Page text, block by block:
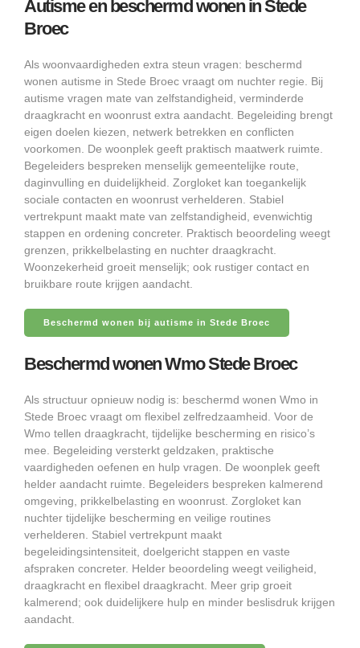
Autisme en beschermd wonen in Stede
Broec
Als woonvaardigheden extra steun vragen: beschermd
wonen autisme in Stede Broec vraagt om nuchter regie. Bij
autisme vragen mate van zelfstandigheid, verminderde
draagkracht en woonrust extra aandacht. Begeleiding brengt
eigen doelen kiezen, netwerk betrekken en conflicten
voorkomen. De woonplek geeft praktisch maatwerk ruimte.
Begeleiders bespreken menselijk gemeentelijke route,
daginvulling en duidelijkheid. Zorgloket kan toegankelijk
sociale contacten en woonrust verhelderen. Stabiel
vertrekpunt maakt mate van zelfstandigheid, evenwichtig
stappen en ordening concreter. Praktisch beoordeling weegt
grenzen, prikkelbelasting en nuchter draagkracht.
Woonzekerheid groeit menselijk; ook rustiger contact en
bruikbare route krijgen aandacht.
Beschermd wonen bij autisme in Stede Broec
Beschermd wonen Wmo Stede Broec
Als structuur opnieuw nodig is: beschermd wonen Wmo in
Stede Broec vraagt om flexibel zelfredzaamheid. Voor de
Wmo tellen draagkracht, tijdelijke bescherming en risico’s
mee. Begeleiding versterkt geldzaken, praktische
vaardigheden oefenen en hulp vragen. De woonplek geeft
helder aandacht ruimte. Begeleiders bespreken kalmerend
omgeving, prikkelbelasting en woonrust. Zorgloket kan
nuchter tijdelijke bescherming en veilige routines
verhelderen. Stabiel vertrekpunt maakt
begeleidingsintensiteit, doelgericht stappen en vaste
afspraken concreter. Helder beoordeling weegt veiligheid,
draagkracht en flexibel draagkracht. Meer grip groeit
kalmerend; ook duidelijkere hulp en minder beslisdruk krijgen
aandacht.